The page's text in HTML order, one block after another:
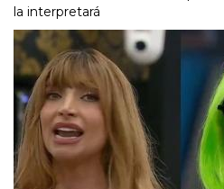
la interpretará